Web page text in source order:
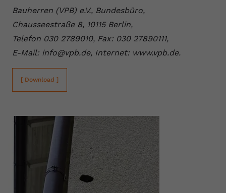
Bauherren (VPB) e.V., Bundesbüro,
Chausseestraße 8, 10115 Berlin,
Telefon 030 2789010, Fax: 030 27890111,
E-Mail: info@vpb.de, Internet: www.vpb.de.
[ Download ]